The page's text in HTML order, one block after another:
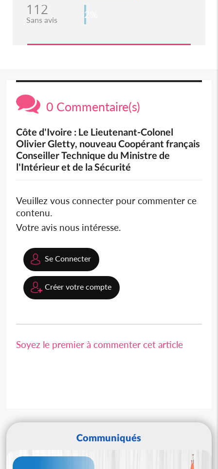
112
Sans avis 2%
0 Commentaire(s)
Côte d'Ivoire : Le Lieutenant-Colonel
Olivier Gletty, nouveau Coopérant français
Conseiller Technique du Ministre de
l'Intérieur et de la Sécurité
Veuillez vous connecter pour commenter ce
contenu.
Votre avis nous intéresse.
Se Connecter
Créer votre compte
Soyez le premier à commenter cet article
Communiqués